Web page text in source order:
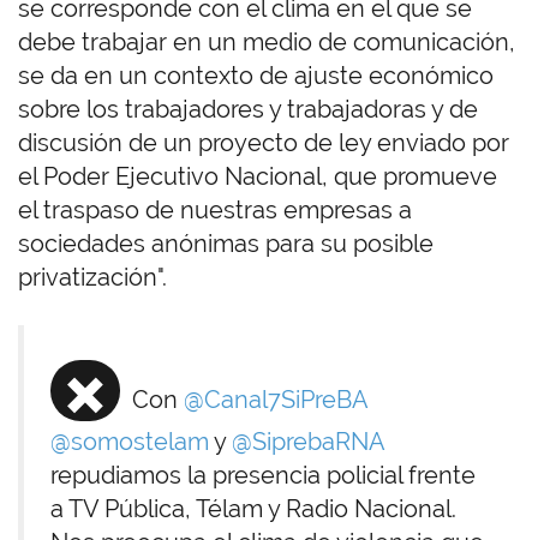
se corresponde con el clima en el que se
debe trabajar en un medio de comunicación,
se da en un contexto de ajuste económico
sobre los trabajadores y trabajadoras y de
discusión de un proyecto de ley enviado por
el Poder Ejecutivo Nacional, que promueve
el traspaso de nuestras empresas a
sociedades anónimas para su posible
privatización".
✖️ Con @Canal7SiPreBA
@somostelam y @SiprebaRNA
repudiamos la presencia policial frente
a TV Pública, Télam y Radio Nacional.